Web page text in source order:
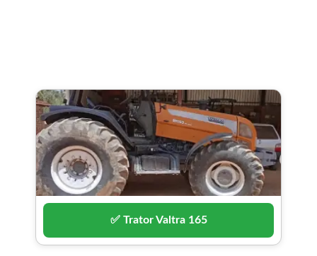
✅ Trator Valtra 165